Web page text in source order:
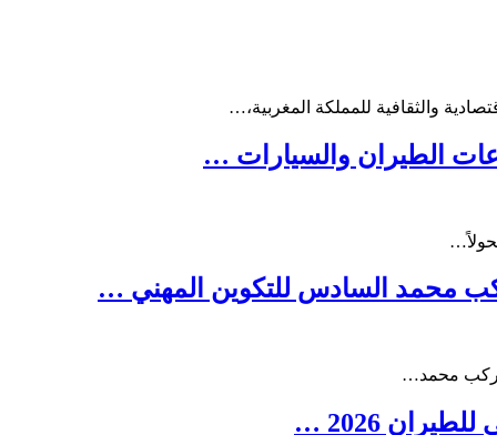
والثقافية للمملكة المغربية،…
الطيران والسيارات …
محمد السادس للتكوين المهني …
مركب محمد…
2026 …